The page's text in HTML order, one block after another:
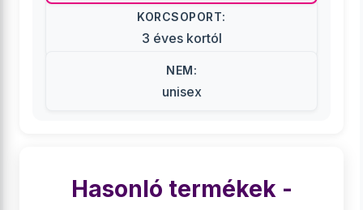
KORCSOPORT:
3 éves kortól
NEM:
unisex
Hasonló termékek -